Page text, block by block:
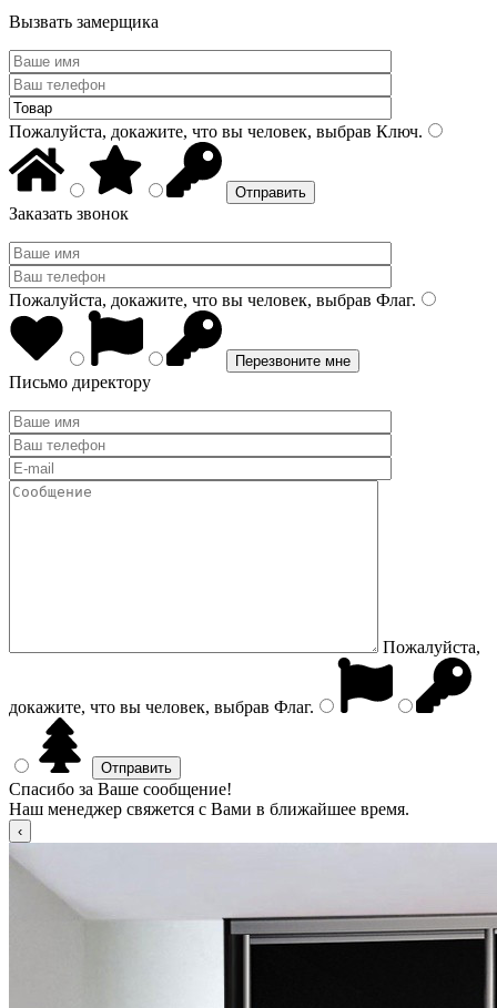
Вызвать замерщика
Пожалуйста, докажите, что вы человек, выбрав Ключ.
Заказать звонок
Пожалуйста, докажите, что вы человек, выбрав Флаг.
Письмо директору
Пожалуйста,
докажите, что вы человек, выбрав Флаг.
Спасибо за Ваше сообщение!
Наш менеджер свяжется с Вами в ближайшее время.